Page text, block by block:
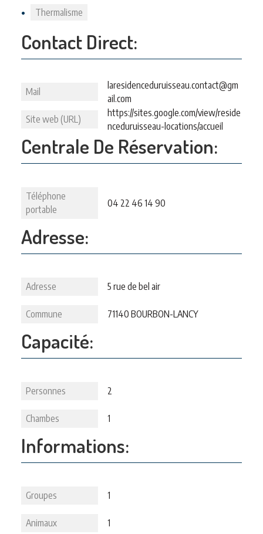
Thermalisme
Contact Direct:
Mail
laresidenceduruisseau.contact@gm
ail.com
Site web (URL)
https://sites.google.com/view/reside
nceduruisseau-locations/accueil
Centrale De Réservation:
Téléphone
portable
04 22 46 14 90
Adresse:
Adresse 5 rue de bel air
Commune 71140 BOURBON-LANCY
Capacité:
Personnes 2
Chambes 1
Informations:
Groupes 1
Animaux 1